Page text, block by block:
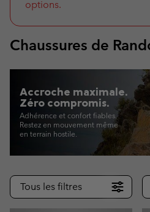
TO
SEARCH
options.
Chaussures de
Accroche maximale.
Zéro compromis.
Adhérence et confort fiables.
Restez en mouvement même
en terrain hostile.
Tous les filtres